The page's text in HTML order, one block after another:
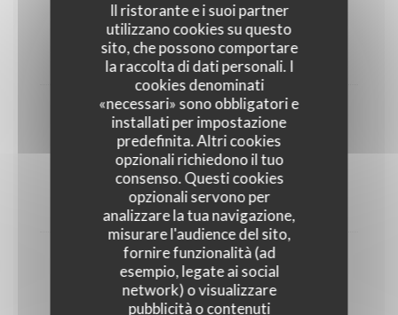
Il ristorante e i suoi partner
utilizzano cookies su questo
sito, che possono comportare
la raccolta di dati personali. I
cookies denominati
«necessari» sono obbligatori e
installati per impostazione
predefinita. Altri cookies
opzionali richiedono il tuo
consenso. Questi cookies
opzionali servono per
analizzare la tua navigazione,
misurare l'audience del sito,
fornire funzionalità (ad
esempio, legate ai social
network) o visualizzare
pubblicità o contenuti
Dessert du jour
8,50 EUR
Café gourmand
GLUTINE UOVA LATTE
NOCCIOLINE
9,50 EUR
Tarte aux pommes flambée au Calvados.
GLUTINE UOVA LATTE